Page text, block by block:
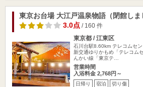
東京お台場 大江戸温泉物語（閉館しま
3.0点/ 160 件
東京都 / 江東区
石川台駅8.60km テレコムセ
新交通ゆりかもめ「テレコム
んかい線「東京テ…
営業時間
入浴料金 2,768円～
日帰り 宿泊 切り傷